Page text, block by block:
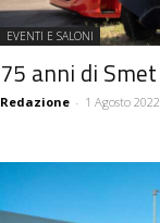
EVENTI E SALONI
75 anni di Smet
Redazione - 1 Agosto 2022